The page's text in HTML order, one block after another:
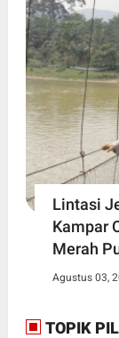
Lintasi
Kampar
Merah
Agustus 03,
TOPIK